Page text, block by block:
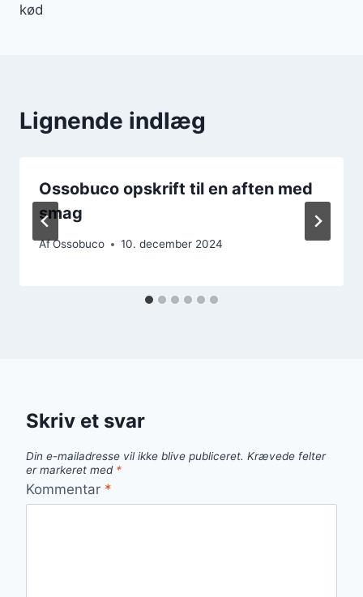
kød
Lignende indlæg
Ossobuco opskrift til en aften med
smag
AfOssobuco 10. december 2024
Skriv et svar
Din e-mailadresse vil ikke blive publiceret. Krævede felter
er markeret med *
Kommentar *